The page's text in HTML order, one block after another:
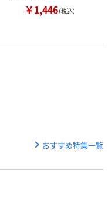
￥1,446（税込）
おすすめ特集一覧